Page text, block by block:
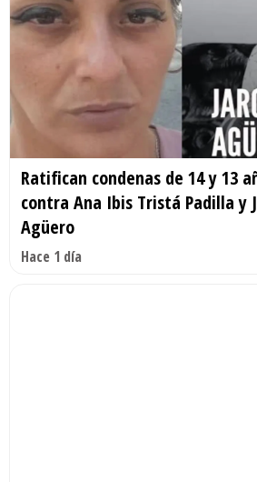
Ratifican condenas de 14 y 13
contra Ana Ibis Tristá Padilla y
Agüero
Hace 1 día